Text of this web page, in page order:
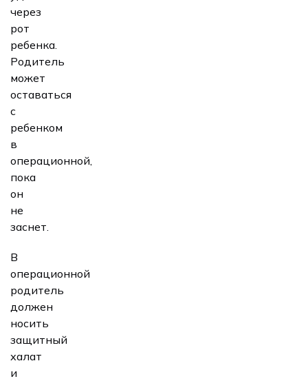
через
рот
ребенка.
Родитель
может
оставаться
с
ребенком
в
операционной,
пока
он
не
заснет.
В
операционной
родитель
должен
носить
защитный
халат
и